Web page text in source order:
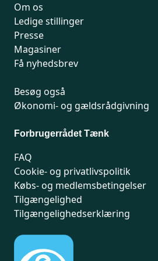
Om os
Ledige stillinger
Presse
Magasiner
Få nyhedsbrev
Besøg også
Økonomi- og gældsrådgivning
Forbrugerrådet Tænk
FAQ
Cookie- og privatlivspolitik
Købs- og medlemsbetingelser
Tilgængelighed
Tilgængelighedserklæring